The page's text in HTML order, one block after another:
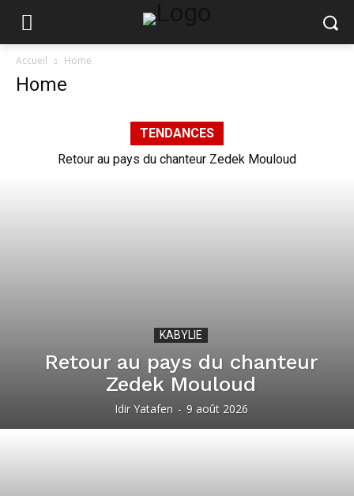
Accueil Home
Home
TENDANCES
Retour au pays du chanteur Zedek Mouloud
KABYLIE
Retour au pays du chanteur
Zedek Mouloud
Idir Yatafen - 9 août 2026